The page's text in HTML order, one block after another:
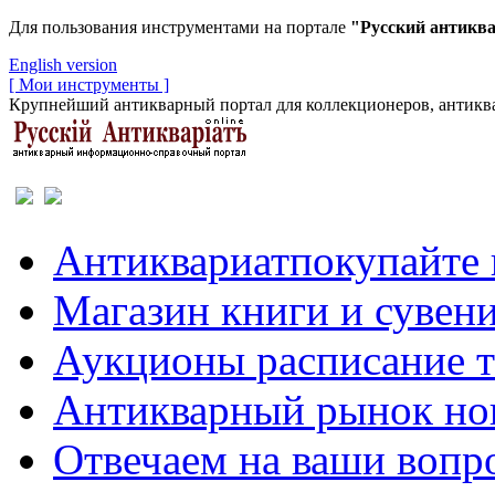
Для пользования инструментами на портале "Русский
English version
[ Мои инструменты ]
Крупнейший антикварный портал для коллекционеров,
Антиквариатпокупайте
Магазин книги и
Аукционы расписание
Антикварный рынок
Отвечаем на ваши